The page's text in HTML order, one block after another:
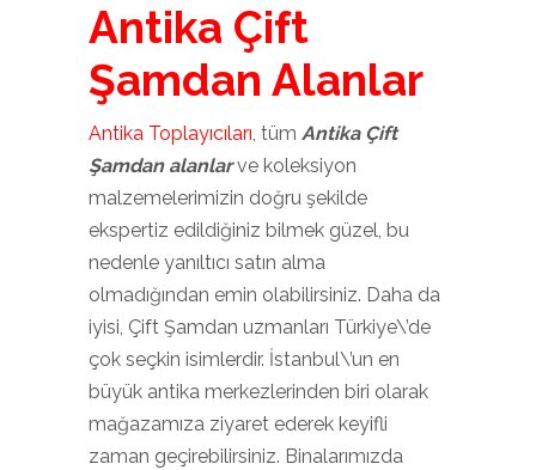
Antika Çift
Şamdan Alanlar
Antika Toplayıcıları, tüm Antika Çift
Şamdan alanlarve koleksiyon
malzemelerimizin doğru şekilde
ekspertiz edildiğiniz bilmek güzel, bu
nedenle yanıltıcı satın alma
olmadığından emin olabilirsiniz. Daha da
iyisi, Çift Şamdan uzmanları Türkiye\’de
çok seçkin isimlerdir. İstanbul\’un en
büyük antika merkezlerinden biri olarak
mağazamıza ziyaret ederek keyifli
zaman geçirebilirsiniz. Binalarımızda